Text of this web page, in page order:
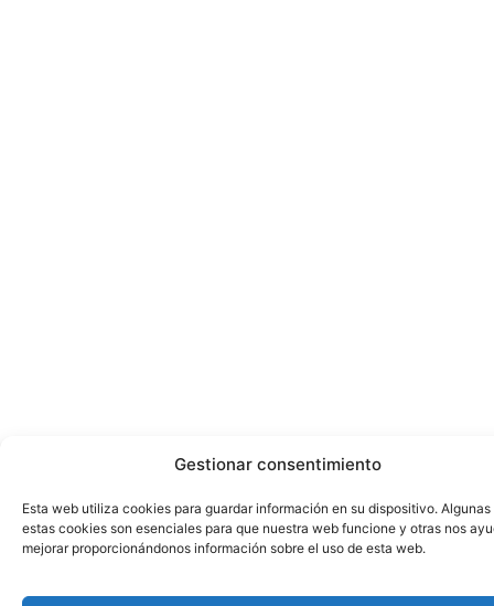
Gestionar consentimiento
Esta web utiliza cookies para guardar información en su dispositivo. Algunas
estas cookies son esenciales para que nuestra web funcione y otras nos
mejorar proporcionándonos información sobre el uso de esta web.